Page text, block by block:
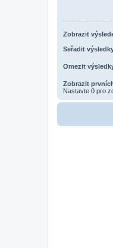
Zobrazit
Seřadit
Omezit
Zobrazit
Nastavte 0 pro